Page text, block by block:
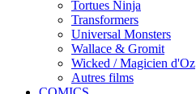
Tortues Ninja
Transformers
Universal Monsters
Wallace & Gromit
Wicked / Magicien d'Oz
Autres films